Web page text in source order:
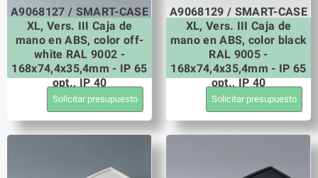
A9068127 / SMART-CASE
XL, Vers. III Caja de
mano en ABS, color off-
white RAL 9002 -
168x74,4x35,4mm - IP 65
opt., IP 40
Solicitar presupuesto
A9068129 / SMART-CASE
XL, Vers. III Caja de
mano en ABS, color black
RAL 9005 -
168x74,4x35,4mm - IP 65
opt., IP 40
Solicitar presupuesto